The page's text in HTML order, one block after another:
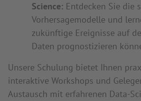
Science: Entdecken Sie die
Vorhersagemodelle und
zukünftige Ereignisse auf
Daten prognostizieren
Unsere Schulung bietet Ihnen
interaktive Workshops und
Austausch mit erfahrenen Data-